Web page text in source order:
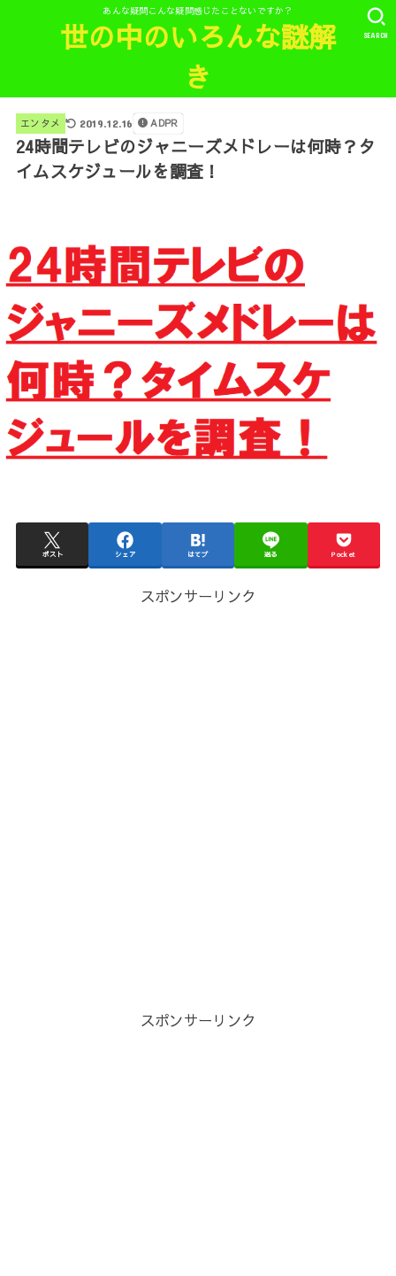
あんな疑問こんな疑問感じたことないですか？
世の中のいろんな謎解
き
SEARCH
エンタメ 2019.12.16 ADPR
24時間テレビのジャニーズメドレーは何時？タ
イムスケジュールを調査！
ポスト シェア はてブ 送る Pocket
スポンサーリンク
スポンサーリンク